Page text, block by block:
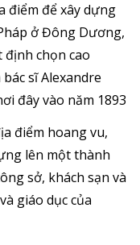
điểm để xây dựng
ở Đông Dương,
định chọn cao
sĩ Alexandre
đây vào năm 1893
điểm hoang vu,
lên một thành
sở, khách sạn và
giáo dục của